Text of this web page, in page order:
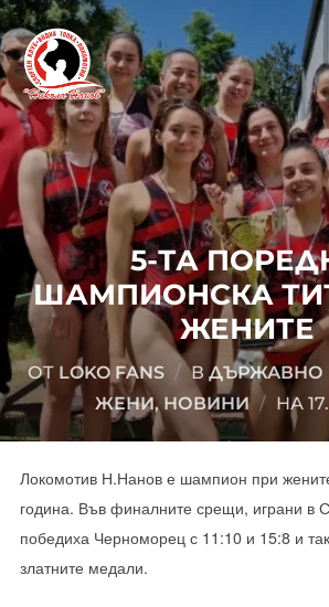
Skip
to
content
5-ТА
ШАМПИОНСКА
ЖЕНИТЕ
ОТ LOKO FANS В ДЪРЖАВНО
ЖЕНИ,НОВИНИ НА
Локомотив Н.Нанов е шампион при
година. Във финалните срещи, играни в
победиха Черноморец с 11:10 и 15:8 и
златните медали.